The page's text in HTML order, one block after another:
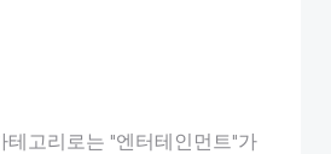
테고리로는 "엔터테인먼트"가